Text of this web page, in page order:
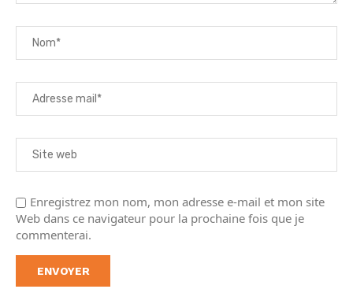
Enregistrez mon nom, mon adresse e-mail et mon site
Web dans ce navigateur pour la prochaine fois que je
commenterai.